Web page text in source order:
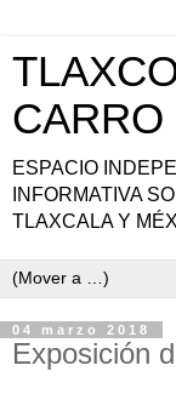
CARRO
ESPACIO
INFORMATIVA
TLAXCALA Y
04 marzo 2018
Exposición